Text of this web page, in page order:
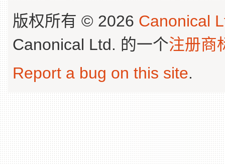
版权所有 © 2026 Canonical
Canonical Ltd. 的一个注册商
Report a bug on this site.